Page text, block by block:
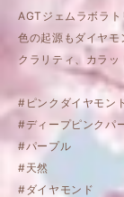
AGTジェムラボラト
色の起源もダイヤモ
クラリティ、カラッ
#ピンクダイヤモン
#ディープピンクパ
#パープル
#天然
#ダイヤモンド